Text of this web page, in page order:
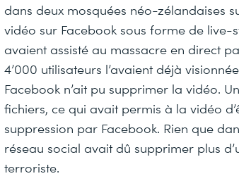
dans deux mosquées néo-zélandaises
vidéo sur Facebook sous forme de live-
avaient assisté au massacre en direct
4’000 utilisateurs l’avaient déjà
Facebook n’ait pu supprimer la vidéo.
fichiers, ce qui avait permis à la vidéo
suppression par Facebook. Rien que
réseau social avait dû supprimer plus
terroriste.